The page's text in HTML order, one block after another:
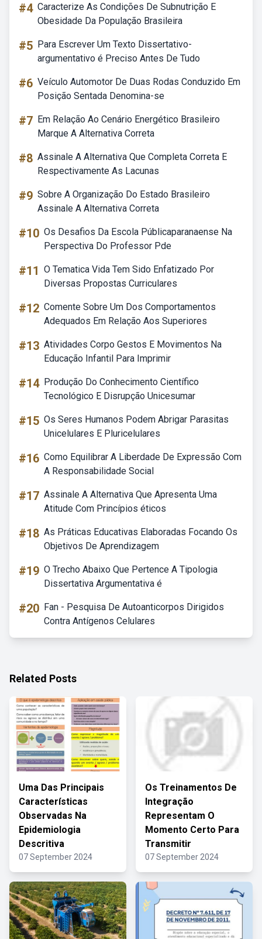
#4 Caracterize As Condições De Subnutrição E
Obesidade Da População Brasileira
#5 Para Escrever Um Texto Dissertativo-
argumentativo é Preciso Antes De Tudo
#6 Veículo Automotor De Duas Rodas Conduzido Em
Posição Sentada Denomina-se
#7 Em Relação Ao Cenário Energético Brasileiro
Marque A Alternativa Correta
#8 Assinale A Alternativa Que Completa Correta E
Respectivamente As Lacunas
#9 Sobre A Organização Do Estado Brasileiro
Assinale A Alternativa Correta
#10 Os Desafios Da Escola Públicaparanaense Na
Perspectiva Do Professor Pde
#11 O Tematica Vida Tem Sido Enfatizado Por
Diversas Propostas Curriculares
#12 Comente Sobre Um Dos Comportamentos
Adequados Em Relação Aos Superiores
#13 Atividades Corpo Gestos E Movimentos Na
Educação Infantil Para Imprimir
#14 Produção Do Conhecimento Científico
Tecnológico E Disrupção Unicesumar
#15 Os Seres Humanos Podem Abrigar Parasitas
Unicelulares E Pluricelulares
#16 Como Equilibrar A Liberdade De Expressão Com
A Responsabilidade Social
#17 Assinale A Alternativa Que Apresenta Uma
Atitude Com Princípios éticos
#18 As Práticas Educativas Elaboradas Focando Os
Objetivos De Aprendizagem
#19 O Trecho Abaixo Que Pertence A Tipologia
Dissertativa Argumentativa é
#20 Fan - Pesquisa De Autoanticorpos Dirigidos
Contra Antígenos Celulares
Related Posts
Uma Das Principais
Características
Observadas Na
Epidemiologia
Descritiva
07 September 2024
Os Treinamentos De
Integração
Representam O
Momento Certo Para
Transmitir
07 September 2024